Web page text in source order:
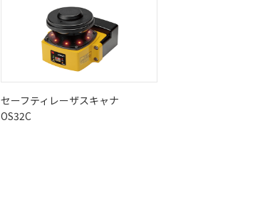
セーフティレーザスキャナ
OS32C